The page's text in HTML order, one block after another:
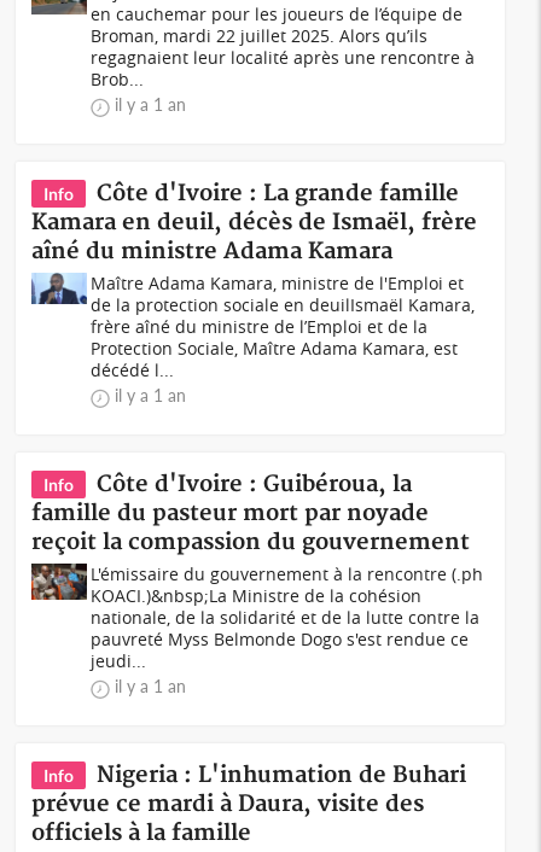
en cauchemar pour les joueurs de l’équipe de
Broman, mardi 22 juillet 2025. Alors qu’ils
regagnaient leur localité après une rencontre à
Brob...
il y a 1 an
Info
Côte d'Ivoire : La grande famille
Kamara en deuil, décès de Ismaël, frère
aîné du ministre Adama Kamara
Maître Adama Kamara, ministre de l'Emploi et
de la protection sociale en deuilIsmaël Kamara,
frère aîné du ministre de l’Emploi et de la
Protection Sociale, Maître Adama Kamara, est
décédé l...
il y a 1 an
Info
Côte d'Ivoire : Guibéroua, la
famille du pasteur mort par noyade
reçoit la compassion du gouvernement
L'émissaire du gouvernement à la rencontre (.ph
KOACI.)&nbsp;La Ministre de la cohésion
nationale, de la solidarité et de la lutte contre la
pauvreté Myss Belmonde Dogo s'est rendue ce
jeudi...
il y a 1 an
Info
Nigeria : L'inhumation de Buhari
prévue ce mardi à Daura, visite des
officiels à la famille